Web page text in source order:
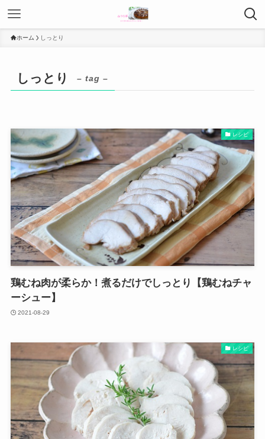
ホーム しっとり
しっとり – tag –
レシピ
鶏むね肉が柔らか！煮るだけでしっとり【鶏むねチャ
ーシュー】
2021-08-29
レシピ